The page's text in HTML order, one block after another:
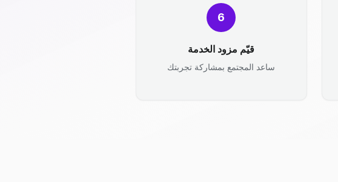
6
قيّم مزود الخدمة
ساعد المجتمع بمشاركة تجربتك